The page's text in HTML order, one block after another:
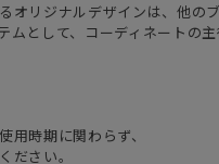
オリジナルデザインは、他の
ムとして、コーディネートの
時期に関わらず、
ださい。